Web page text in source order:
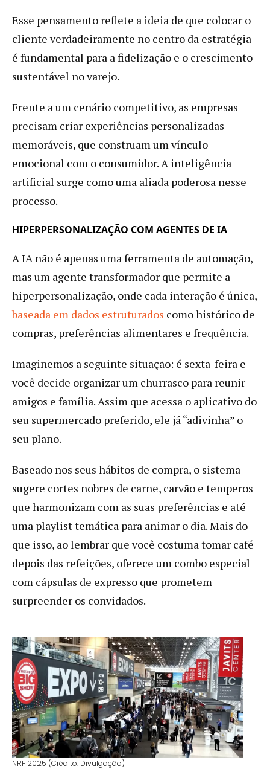
Esse pensamento reflete a ideia de que colocar o
cliente verdadeiramente no centro da estratégia
é fundamental para a fidelização e o crescimento
sustentável no varejo.
Frente a um cenário competitivo, as empresas
precisam criar experiências personalizadas
memoráveis, que construam um vínculo
emocional com o consumidor. A inteligência
artificial surge como uma aliada poderosa nesse
processo.
HIPERPERSONALIZAÇÃO COM AGENTES DE IA
A IA não é apenas uma ferramenta de automação,
mas um agente transformador que permite a
hiperpersonalização, onde cada interação é única,
baseada em dados estruturados como histórico de
compras, preferências alimentares e frequência.
Imaginemos a seguinte situação: é sexta-feira e
você decide organizar um churrasco para reunir
amigos e família. Assim que acessa o aplicativo do
seu supermercado preferido, ele já “adivinha” o
seu plano.
Baseado nos seus hábitos de compra, o sistema
sugere cortes nobres de carne, carvão e temperos
que harmonizam com as suas preferências e até
uma playlist temática para animar o dia. Mais do
que isso, ao lembrar que você costuma tomar café
depois das refeições, oferece um combo especial
com cápsulas de expresso que prometem
surpreender os convidados.
NRF 2025 (Crédito: Divulgação)